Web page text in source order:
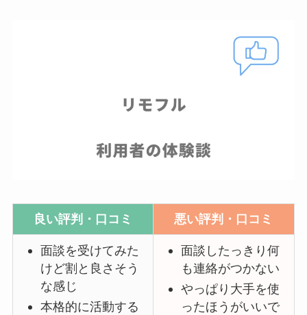
良い評判・口コミ 悪い評判・口コミ
面談を受けてみた
けど割と良さそう
な感じ
本格的に活動する
面談したっきり何
も連絡がつかない
やっぱり大手を使
ったほうがいいで